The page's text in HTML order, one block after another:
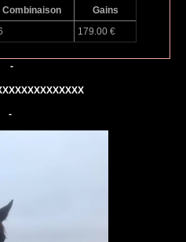
Combinaison
Gains
179.00 €
-
-